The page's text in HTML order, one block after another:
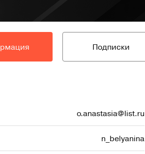
Подписки
o.anastasia@list.ru
n_belyanina